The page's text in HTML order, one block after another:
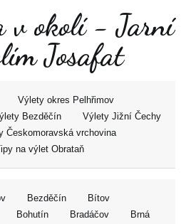
v okolí - Jarní
Josafat
Výlety okres Pelhřimov
Bezděčín
Výlety Jižní Čechy
Českomoravská vrchovina
na výlet Obrataň
Bezděčín
Bítov
Bohutín Bradáčov
Brná